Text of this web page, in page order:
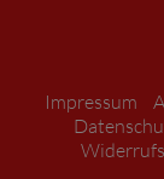
Impressum